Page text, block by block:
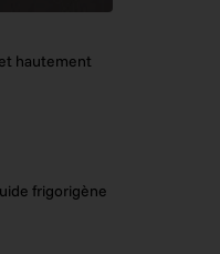
hautement
frigorigène